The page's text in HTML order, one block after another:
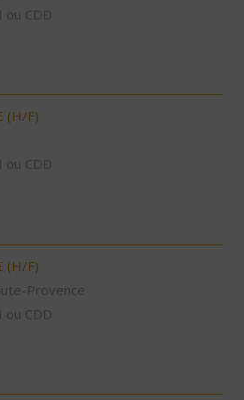
ou CDD
(H/F)
ou CDD
(H/F)
Provence
ou CDD